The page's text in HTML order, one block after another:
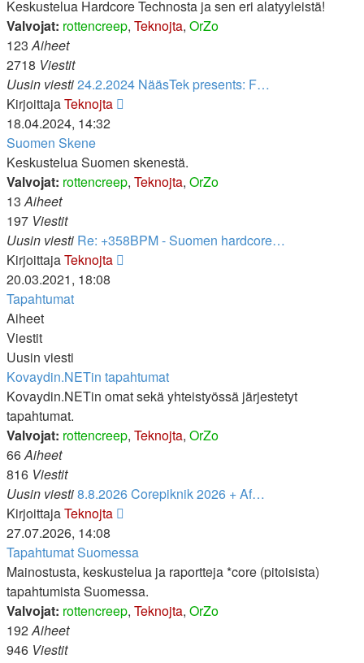
Keskustelua Hardcore Technosta ja sen eri alatyyleistä!
Valvojat: rottencreep, Teknojta, OrZo
123Aiheet
2718 Viestit
Uusin viesti24.2.2024 NääsTek presents: F…
KirjoittajaTeknojta
18.04.2024, 14:32
Suomen Skene
Keskustelua Suomen skenestä.
Valvojat: rottencreep, Teknojta, OrZo
13Aiheet
197 Viestit
Uusin viesti Re: +358BPM - Suomen hardcore…
KirjoittajaTeknojta
20.03.2021, 18:08
Tapahtumat
Aiheet
Viestit
Uusin viesti
Kovaydin.NETin tapahtumat
Kovaydin.NETin omat sekä yhteistyössä järjestetyt
tapahtumat.
Valvojat: rottencreep, Teknojta, OrZo
66Aiheet
816 Viestit
Uusin viesti8.8.2026 Corepiknik 2026 + Af…
KirjoittajaTeknojta
viesti
27.07.2026, 14:08
Tapahtumat Suomessa
Mainostusta, keskustelua ja raportteja *core (pitoisista)
tapahtumista Suomessa.
Valvojat: rottencreep, Teknojta, OrZo
192Aiheet
946 Viestit